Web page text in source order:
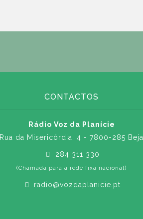
CONTACTOS
Rádio Voz da Planície
Rua da Misericórdia, 4 - 7800-285 Beja
284 311 330
(Chamada para a rede fixa nacional)
radio@vozdaplanicie.pt